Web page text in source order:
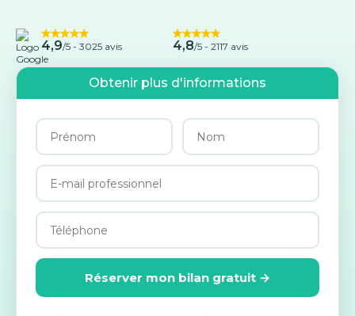
4,9/5 - 3025 avis 4,8/5 - 2117 avis
Obtenir plus d'informations
Réserver mon bilan gratuit →